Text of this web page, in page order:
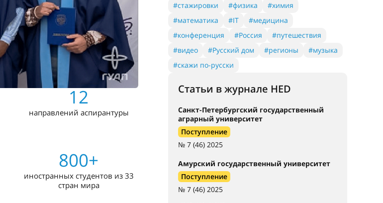
12
направлений аспирантуры
800+
иностранных студентов из 33
стран мира
#стажировки
#физика
#химия
#математика
#IT
#медицина
#конференция
#Россия
#путешествия
#видео
#Русский дом #регионы
#музыка
#скажи по-русски
Статьи в журнале HED
Санкт-Петербургский государственный
аграрный университет
Поступление
№ 7 (46) 2025
Амурский государственный университет
Поступление
№ 7 (46) 2025